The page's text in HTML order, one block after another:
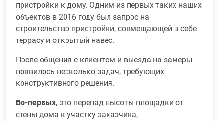
пристройки к дому. Одним из первых таких наших
объектов в 2016 году был запрос на
строительство пристройки, совмещающей в себе
террасу и открытый навес.
После общения с клиентом и выезда на замеры
появилось несколько задач, требующих
конструктивного решения.
Во-первых, это перепад высоты площадки от
стены дома к участку заказчика,